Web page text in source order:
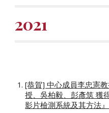
2021
[恭賀] 中心成員李忠憲
授、吳柏毅、彭彥筑 獲
影片檢測系統及其方法